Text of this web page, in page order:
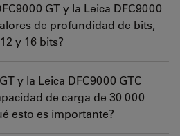
GT y la Leica DFC9000
de profundidad de bits,
y 16 bits?
y la Leica DFC9000 GTC
de carga de 30 000
esto es importante?